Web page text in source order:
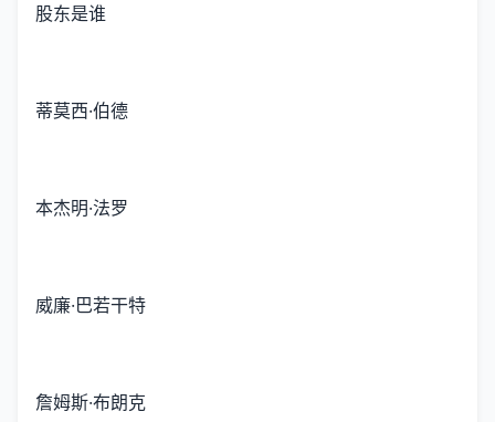
股东是谁
蒂莫西·伯德
本杰明·法罗
威廉·巴若干特
詹姆斯·布朗克